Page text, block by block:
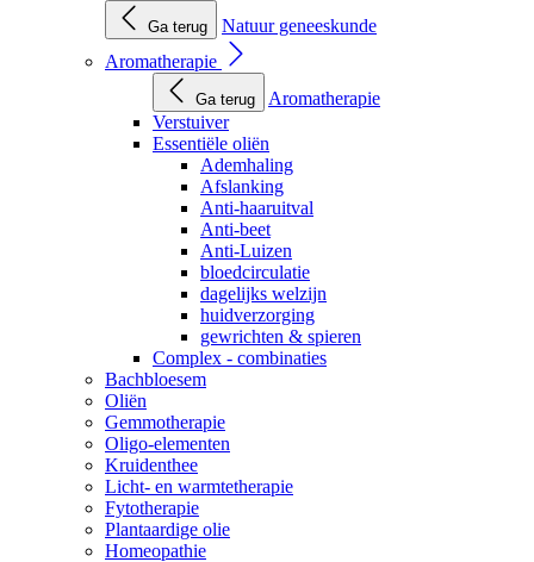
Ga terug
Natuur geneeskunde
Aromatherapie
Ga terug
Aromatherapie
Verstuiver
Essentiële oliën
Ademhaling
Afslanking
Anti-haaruitval
Anti-beet
Anti-Luizen
bloedcirculatie
dagelijks welzijn
huidverzorging
gewrichten & spieren
Complex - combinaties
Bachbloesem
Oliën
Gemmotherapie
Oligo-elementen
Kruidenthee
Licht- en warmtetherapie
Fytotherapie
Plantaardige olie
Homeopathie